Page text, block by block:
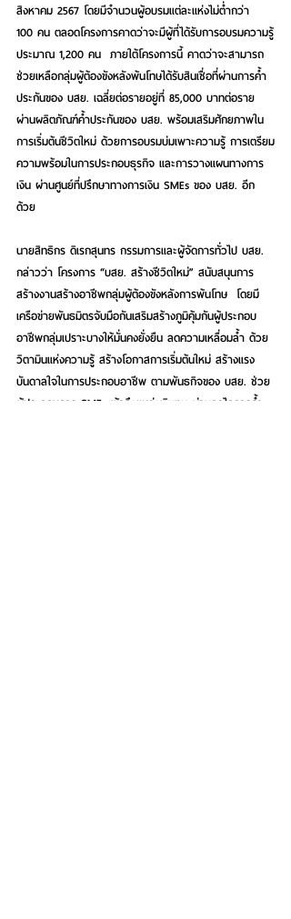
สิงหาคม 2567 โดยมีจำนวนผู้อบรมแต่ละแห่งไม่ต่ำกว่า
100 คน ตลอดโครงการคาดว่าจะมีผู้ที่ได้รับการอบรมความรู้
ประมาณ 1,200 คน  ภายใต้โครงการนี้ คาดว่าจะสามารถ
ช่วยเหลือกลุ่มผู้ต้องขังหลังพ้นโทษได้รับสินเชื่อที่ผ่านการค้ำ
ประกันของ บสย. เฉลี่ยต่อรายอยู่ที่ 85,000 บาทต่อราย
ผ่านผลิตภัณฑ์ค้ำประกันของ บสย. พร้อมเสริมศักยภาพใน
การเริ่มต้นชีวิตใหม่ ด้วยการอบรมบ่มเพาะความรู้ การเตรียม
ความพร้อมในการประกอบธุรกิจ และการวางแผนทางการ
เงิน ผ่านศูนย์ที่ปรึกษาทางการเงิน SMEs ของ บสย. อีก
ด้วย
นายสิทธิกร ดิเรกสุนทร กรรมการและผู้จัดการทั่วไป บสย.
กล่าวว่า โครงการ “บสย. สร้างชีวิตใหม่” สนับสนุนการ
สร้างงานสร้างอาชีพกลุ่มผู้ต้องขังหลังการพ้นโทษ  โดยมี
เครือข่ายพันธมิตรจับมือกันเสริมสร้างภูมิคุ้มกันผู้ประกอบ
อาชีพกลุ่มเปราะบางให้มั่นคงยั่งยืน ลดความเหลื่อมล้ำ ด้วย
วิตามินแห่งความรู้ สร้างโอกาสการเริ่มต้นใหม่ สร้างแรง
บันดาลใจในการประกอบอาชีพ ตามพันธกิจของ บสย. ช่วย
ผู้ประกอบการ SMEs เข้าถึงแหล่งเงินทุน ผ่านกลไกการค้ำ